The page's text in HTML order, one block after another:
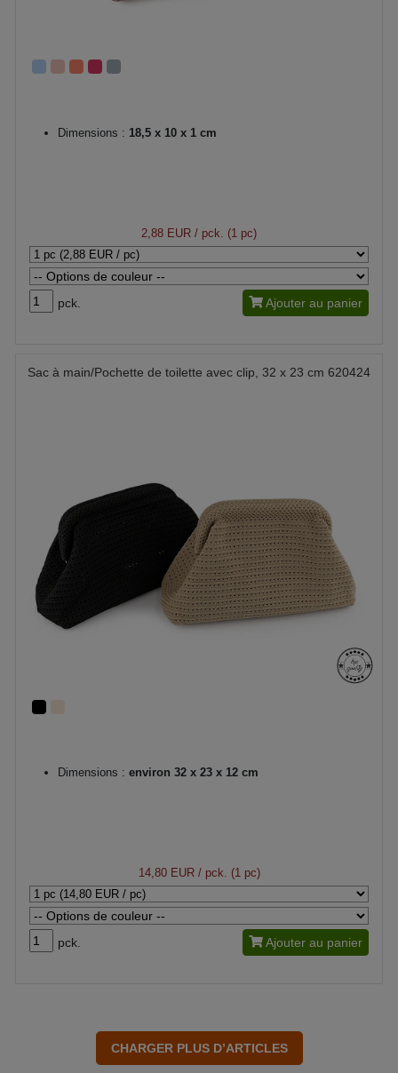
Dimensions : 18,5 x 10 x 1 cm
2,88 EUR / pck. (1 pc)
pck. Ajouter au panier
Sac à main/Pochette de toilette avec clip, 32 x 23 cm 620424
Dimensions : environ 32 x 23 x 12 cm
14,80 EUR/ pck. (1 pc)
pck. Ajouter au panier